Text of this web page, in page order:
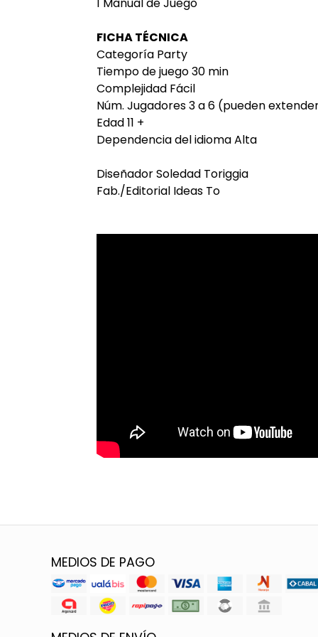
FICHA TÉCNICA
Categoría Party
Tiempo de juego 30 min
Complejidad Fácil
Núm. Jugadores 3 a 6 (pueden
Edad 11 +
Dependencia del idioma Alta
Diseñador Soledad Toriggia
Fab./Editorial Ideas To
MEDIOS DE PAGO